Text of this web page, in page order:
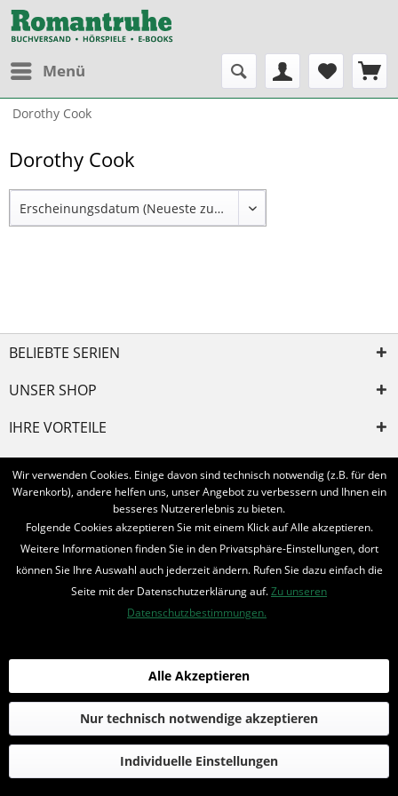
Menü
Dorothy Cook
Dorothy Cook
BELIEBTE SERIEN
UNSER SHOP
IHRE VORTEILE
INFORMIERT BLEIBEN
Bestellung widerrufen
* Alle Preise inkl. MwSt. und zzgl. Bearbeitungspauschale
© 2016-2022 Romantruhe - Buchversand, Joachim Otto
die profilschmiede - Internetagentur
Wir verwenden Cookies. Einige davon sind technisch notwendig (z.B. für den
Warenkorb), andere helfen uns, unser Angebot zu verbessern und Ihnen ein
besseres Nutzererlebnis zu bieten.
Folgende Cookies akzeptieren Sie mit einem Klick auf Alle akzeptieren.
Weitere Informationen finden Sie in den Privatsphäre-Einstellungen, dort
können Sie Ihre Auswahl auch jederzeit ändern. Rufen Sie dazu einfach die
Seite mit der Datenschutzerklärung auf.Zu unseren
Datenschutzbestimmungen.
Individuelle Einstellungen
Nur technisch notwendige akzeptieren
Alle Akzeptieren